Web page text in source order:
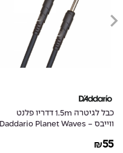
כבל לגיטרה 1.5m דדריו פלנט
ווייבס - Daddario Planet Waves
₪55